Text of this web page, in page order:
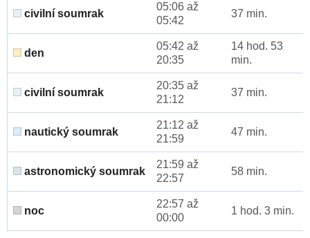
civilní soumrak
05:06 až
05:42
37 min.
den
05:42 až
20:35
14 hod. 53
min.
civilní soumrak
20:35 až
21:12
37 min.
nautický soumrak
21:12 až
21:59
47 min.
astronomický soumrak
21:59 až
22:57
58 min.
noc
22:57 až
00:00
1 hod. 3 min.